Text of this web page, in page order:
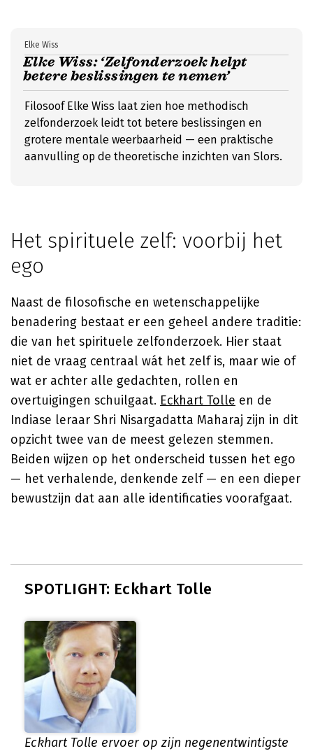
Elke Wiss: ‘Zelfonderzoek helpt
betere beslissingen te nemen’
Elke Wiss
Filosoof Elke Wiss laat zien hoe methodisch
zelfonderzoek leidt tot betere beslissingen en
grotere mentale weerbaarheid — een praktische
aanvulling op de theoretische inzichten van Slors.
Het spirituele zelf: voorbij het
ego
Naast de filosofische en wetenschappelijke
benadering bestaat er een geheel andere traditie:
die van het spirituele zelfonderzoek. Hier staat
niet de vraag centraal wát het zelf is, maar wie of
wat er achter alle gedachten, rollen en
overtuigingen schuilgaat. Eckhart Tolle en de
Indiase leraar Shri Nisargadatta Maharaj zijn in dit
opzicht twee van de meest gelezen stemmen.
Beiden wijzen op het onderscheid tussen het ego
— het verhalende, denkende zelf — en een dieper
bewustzijn dat aan alle identificaties voorafgaat.
SPOTLIGHT: Eckhart Tolle
Eckhart Tolle ervoer op zijn negenentwintigste